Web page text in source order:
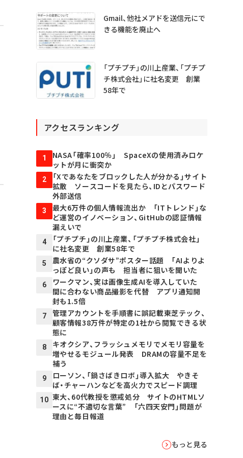
Gmail、他社メアドを送信元にで
きる機能を廃止へ
「プチプチ」の川上産業、「プチプ
チ株式会社」に社名変更 創業
58年で
アクセスランキング
1
NASA「確率100％」 SpaceXの使用済みロケ
ットが月に衝突か
2
「Xであなたをブロックした人が分かる」サイト
拡散 ソースコードを見たら、IDとパスワード
外部送信
3
最大6万件の個人情報流出か 「ITトレンド」な
ど運営のイノベーション、GitHubの認証情報
漏えいで
4
「プチプチ」の川上産業、「プチプチ株式会社」
に社名変更 創業58年で
5
農水省の“クソダサ”ポスター話題 「AIよりよ
っぽど良い」の声も 担当者に狙いを聞いた
6
ワークマン、実は画像生成AIを導入していた
間に合わない商品撮影を代替 アプリ通知開
封も1.5倍
7
管理アカウントを手順書に誤記載――東芝テック、
顧客情報38万件が特定の1社から閲覧できる状
態に
8
キオクシア、フラッシュメモリでメモリ容量を
増やせるモジュール発表 DRAMの容量不足を
補う
9
ローソン、「鍋さばきロボ」導入拡大 やきそ
ば・チャーハンなどを高火力でスピード調理
10 東大、60代教授を懲戒処分 サイトのHTMLソ
ースに“不適切な言葉” 「六四天安門」問題が
理由と毎日報道
もっと見る